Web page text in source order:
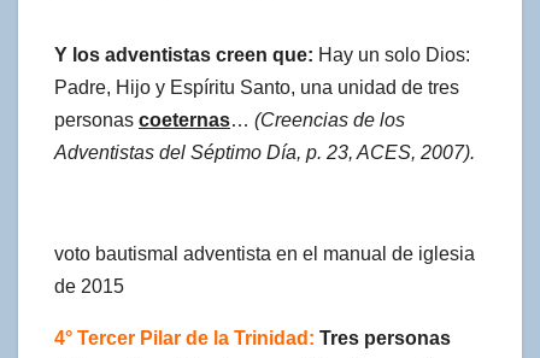
Y los adventistas creen que: Hay un solo Dios:
Padre, Hijo y Espíritu Santo, una unidad de tres
personas coeternas… (Creencias de los
Adventistas del Séptimo Día, p. 23, ACES, 2007).
voto bautismal adventista en el manual de iglesia
de 2015
4° Tercer Pilar de la Trinidad: Tres personas